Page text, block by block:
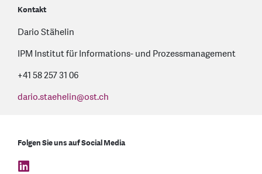
Kontakt
Dario Stähelin
IPM Institut für Informations- und Prozessmanagement
+41 58 257 31 06
dario.staehelin@ost.ch
Folgen Sie uns auf Social Media
find us on: linkedin